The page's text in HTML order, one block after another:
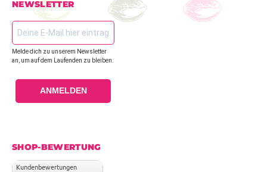
NEWSLETTER
Melde dich zu unserem Newsletter
an, um auf dem Laufenden zu bleiben.
ANMELDEN
SHOP-BEWERTUNG
Kundenbewertungen